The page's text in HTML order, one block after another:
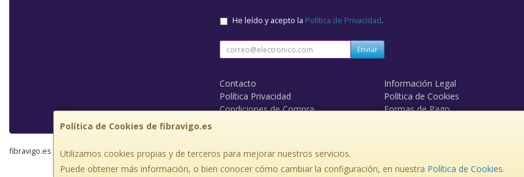
Política de Cookies de fibravigo.es
Utilizamos cookies propias y de terceros para mejorar nuestros servicios.
Puede obtener más información, o bien conocer cómo cambiar la configuración, en nuestra Política de Cookies.
He leído y acepto la Política de Privacidad.
Enviar
Contacto
Información Legal
Política Privacidad
Política de Cookies
Condiciones de Compra
Formas de Pago
fibravigo.es © 2026
, , , , España. - C.I.F.: 36174987N - Tfno: